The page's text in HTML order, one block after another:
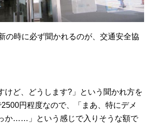
の時に必ず聞かれるのが、交通安全協
けど、どうします?」という聞かれ方を
円程度なので、「まあ、特にデメ
か……」という感じで入りそうな額で